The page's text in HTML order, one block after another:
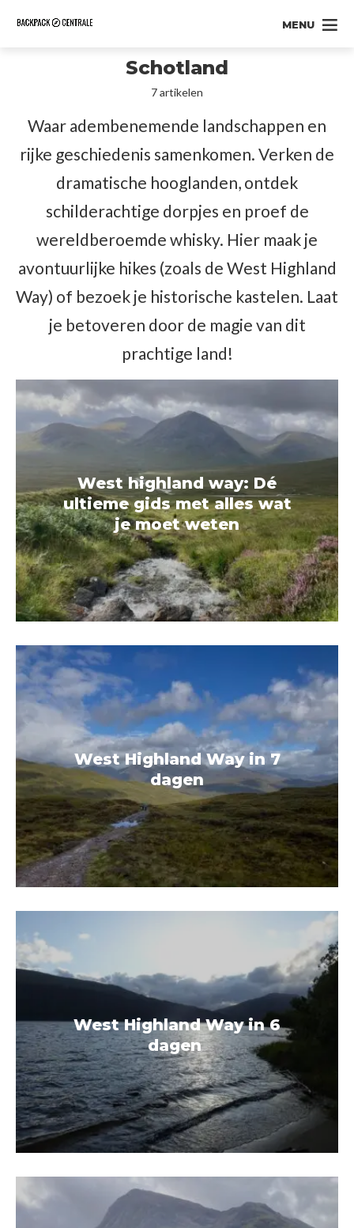
MENU
Schotland
7 artikelen
Waar adembenemende landschappen en
rijke geschiedenis samenkomen. Verken de
dramatische hooglanden, ontdek
schilderachtige dorpjes en proef de
wereldberoemde whisky. Hier maak je
avontuurlijke hikes (zoals de West Highland
Way) of bezoek je historische kastelen. Laat
je betoveren door de magie van dit
prachtige land!
West highland way: Dé
ultieme gids met alles wat
je moet weten
West Highland Way in 7
dagen
West Highland Way in 6
dagen